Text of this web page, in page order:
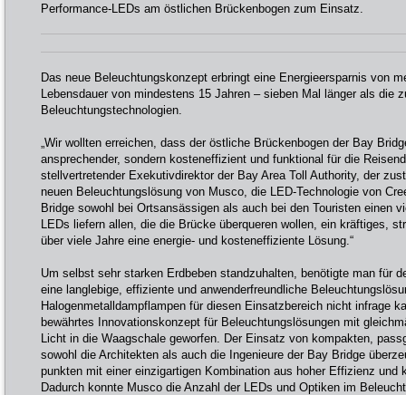
Performance-LEDs am östlichen Brückenbogen zum Einsatz.
Das neue Beleuchtungskonzept erbringt eine Energieersparnis von
Lebensdauer von mindestens 15 Jahren – sieben Mal länger als die
Beleuchtungstechnologien.
„Wir wollten erreichen, dass der östliche Brückenbogen der Bay
ansprechender, sondern kosteneffizient und funktional für die
stellvertretender Exekutivdirektor der Bay Area Toll Authority, der
neuen Beleuchtungslösung von Musco, die LED-Technologie von
Bridge sowohl bei Ortsansässigen als auch bei den Touristen einen
LEDs liefern allen, die die Brücke überqueren wollen, ein kräftiges,
über viele Jahre eine energie- und kosteneffiziente Lösung.“
Um selbst sehr starken Erdbeben standzuhalten, benötigte man für
eine langlebige, effiziente und anwenderfreundliche
Halogenmetalldampflampen für diesen Einsatzbereich nicht infrage
bewährtes Innovationskonzept für Beleuchtungslösungen mit
Licht in die Waagschale geworfen. Der Einsatz von kompakten,
sowohl die Architekten als auch die Ingenieure der Bay Bridge
punkten mit einer einzigartigen Kombination aus hoher Effizienz und
Dadurch konnte Musco die Anzahl der LEDs und Optiken im